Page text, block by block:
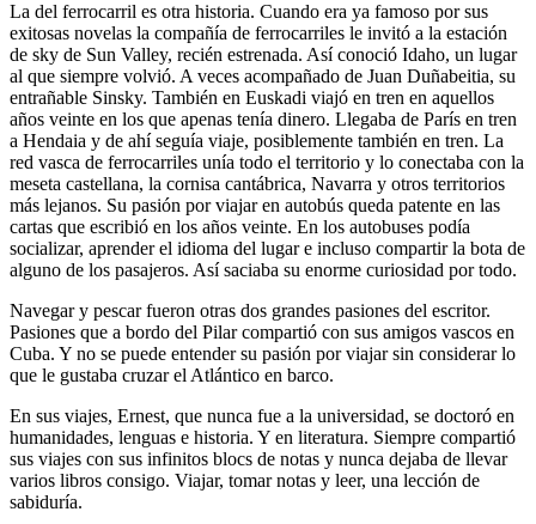
La del ferrocarril es otra historia. Cuando era ya famoso por sus
exitosas novelas la compañía de ferrocarriles le invitó a la estación
de sky de Sun Valley, recién estrenada. Así conoció Idaho, un lugar
al que siempre volvió. A veces acompañado de Juan Duñabeitia, su
entrañable Sinsky. También en Euskadi viajó en tren en aquellos
años veinte en los que apenas tenía dinero. Llegaba de París en tren
a Hendaia y de ahí seguía viaje, posiblemente también en tren. La
red vasca de ferrocarriles unía todo el territorio y lo conectaba con la
meseta castellana, la cornisa cantábrica, Navarra y otros territorios
más lejanos. Su pasión por viajar en autobús queda patente en las
cartas que escribió en los años veinte. En los autobuses podía
socializar, aprender el idioma del lugar e incluso compartir la bota de
alguno de los pasajeros. Así saciaba su enorme curiosidad por todo.
Navegar y pescar fueron otras dos grandes pasiones del escritor.
Pasiones que a bordo del Pilar compartió con sus amigos vascos en
Cuba. Y no se puede entender su pasión por viajar sin considerar lo
que le gustaba cruzar el Atlántico en barco.
En sus viajes, Ernest, que nunca fue a la universidad, se doctoró en
humanidades, lenguas e historia. Y en literatura. Siempre compartió
sus viajes con sus infinitos blocs de notas y nunca dejaba de llevar
varios libros consigo. Viajar, tomar notas y leer, una lección de
sabiduría.